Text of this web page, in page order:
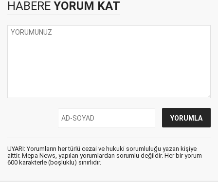
HABERE YORUM KAT
UYARI: Yorumların her türlü cezai ve hukuki sorumluluğu yazan kişiye
aittir. Mepa News, yapılan yorumlardan sorumlu değildir. Her bir yorum
600 karakterle (boşluklu) sınırlıdır.